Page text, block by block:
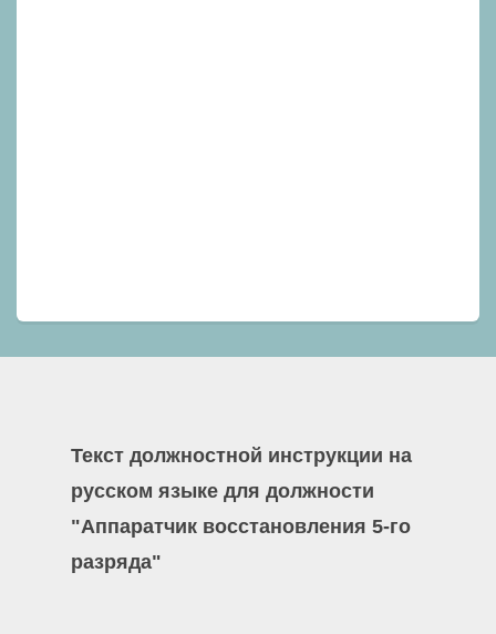
Текст должностной инструкции на
русском языке для должности
"Аппаратчик восстановления 5-го
разряда"